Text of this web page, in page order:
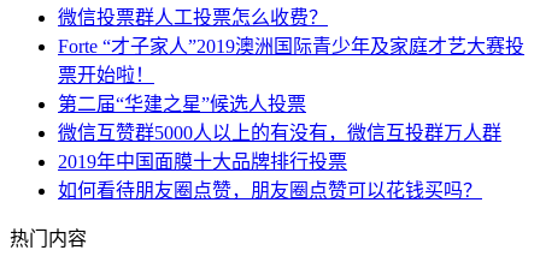
微信投票群人工投票怎么收费？
Forte “才子家人”2019澳洲国际青少年及家庭才艺大赛投
票开始啦！
第二届“华建之星”候选人投票
微信互赞群5000人以上的有没有，微信互投群万人群
2019年中国面膜十大品牌排行投票
如何看待朋友圈点赞，朋友圈点赞可以花钱买吗？
热门内容